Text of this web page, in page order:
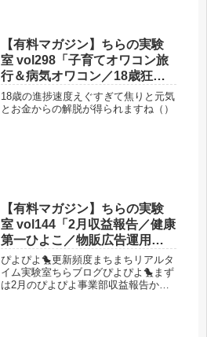
のでその前にと思いちらブログマ...
【有料マガジン】ちらの実験
室 vol298「子育てオワコン旅
行＆病気オワコン／18歳狂気
ライターに魂を揺さぶられて
いる件について」
18歳の進捗速度えぐすぎて焦りと元気
とお金からの解脱が得られますね（）
【有料マガジン】ちらの実験
室 vol144「2月収益報告／健康
第一ひよこ／物販広告運用お
上手ひよこ／え？あのアカウ
ントって復活するん？奇跡起
こる／3月ですぴよ」
ぴよぴよ🐤更新頻度まちまちリアルタ
イム実験室ちらブログぴよぴよ🐤まず
は2月のぴよぴよ事業部収益報告から